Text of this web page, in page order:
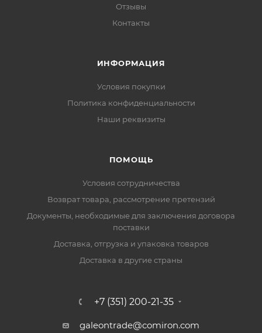
Отзывы
Контакты
ИНФОРМАЦИЯ
Условия покупки
Политика конфиденциальности
Наши реквизиты
ПОМОЩЬ
Условия сотрудничества
Возврат товара, рассмотрение претензий
Документы, необходимые для заключения договора
поставки
Доставка, отгрузка и упаковка товаров
Доставка в другие страны
+7 (351) 200-21-35
galeontrade@comiron.com